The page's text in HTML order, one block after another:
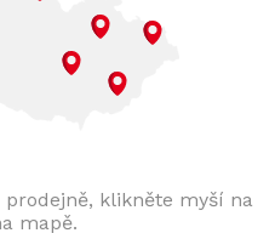
klikněte myší na
mapě.